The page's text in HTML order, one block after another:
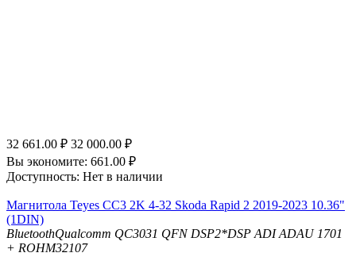
32 661.00 ₽ 32 000.00 ₽
Вы экономите: 661.00 ₽
Доступность: Нет в наличии
Магнитола Teyes CC3 2K 4-32 Skoda Rapid 2 2019-2023 10.36"
(1DIN)
BluetoothQualcomm QC3031 QFN DSP2*DSP ADI ADAU 1701
+ ROHM32107